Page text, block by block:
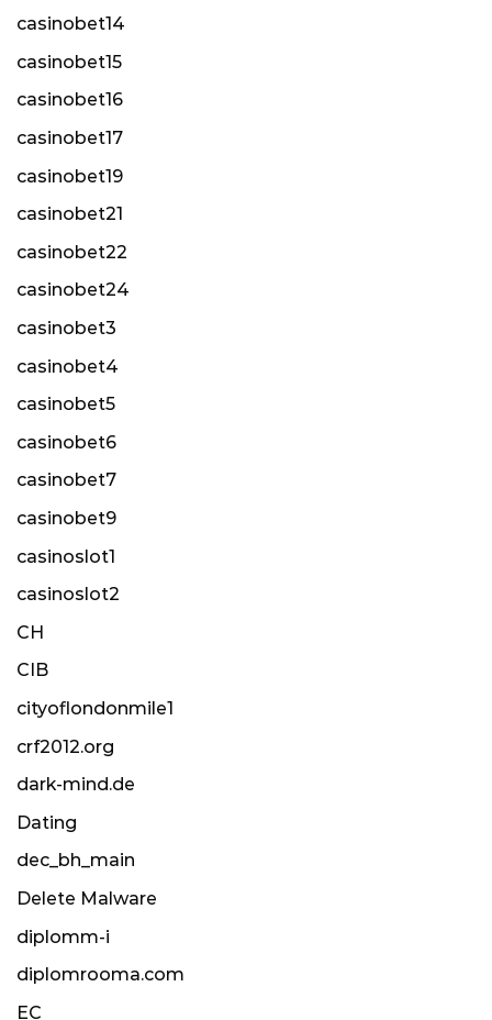
casinobet14
casinobet15
casinobet16
casinobet17
casinobet19
casinobet21
casinobet22
casinobet24
casinobet3
casinobet4
casinobet5
casinobet6
casinobet7
casinobet9
casinoslot1
casinoslot2
CH
CIB
cityoflondonmile1
crf2012.org
dark-mind.de
Dating
dec_bh_main
Delete Malware
diplomm-i
diplomrooma.com
EC